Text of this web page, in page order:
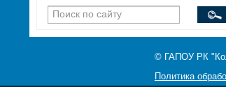
© ГАПОУ РК
Политика